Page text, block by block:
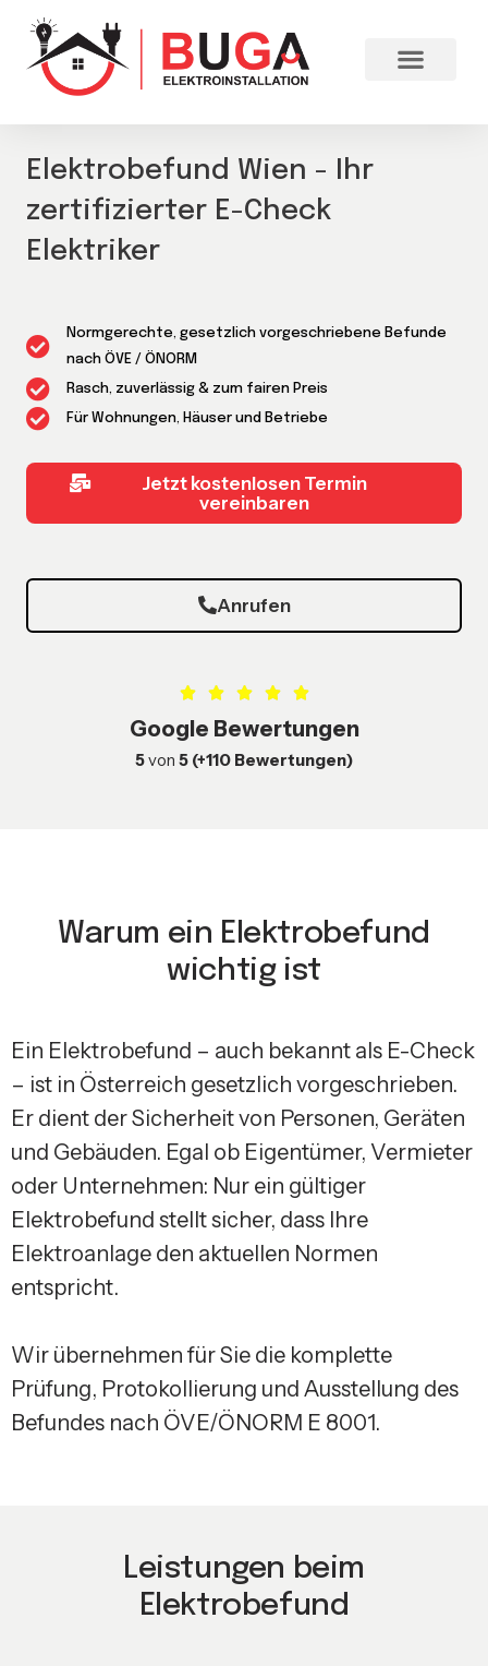
Elektrobefund Wien - Ihr
zertifizierter E-Check
Elektriker
Normgerechte, gesetzlich vorgeschriebene Befunde
nach ÖVE / ÖNORM
Rasch, zuverlässig & zum fairen Preis
Für Wohnungen, Häuser und Betriebe
Jetzt kostenlosen Termin
vereinbaren
Anrufen
Google Bewertungen
5von 5 (+110 Bewertungen)
Warum ein Elektrobefund
wichtig ist
Ein Elektrobefund – auch bekannt als E-Check
– ist in Österreich gesetzlich vorgeschrieben.
Er dient der Sicherheit von Personen, Geräten
und Gebäuden. Egal ob Eigentümer, Vermieter
oder Unternehmen: Nur ein gültiger
Elektrobefund stellt sicher, dass Ihre
Elektroanlage den aktuellen Normen
entspricht.
Wir übernehmen für Sie die komplette
Prüfung, Protokollierung und Ausstellung des
Befundes nach ÖVE/ÖNORM E 8001.
Leistungen beim
Elektrobefund